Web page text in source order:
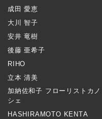
成田 愛恵
大川 智子
安井 竜樹
後藤 亜希子
RIHO
立本 清美
加納佐和子 フローリストカノ
シェ
HASHIRAMOTO KENTA